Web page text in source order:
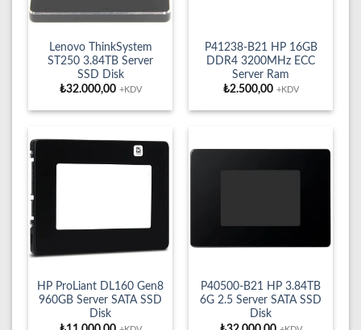
Lenovo ThinkSystem
ST250 3.84TB Server
SSD Disk
₺32.000,00 +KDV
P41238-B21 HP 16GB
DDR4 3200MHz ECC
Server Ram
₺2.500,00 +KDV
HP ProLiant DL160 Gen8
960GB Server SATA SSD
Disk
P40500-B21 HP 3.84TB
6G 2.5 Server SATA SSD
Disk